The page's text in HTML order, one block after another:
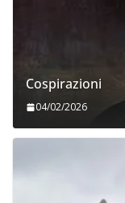
Cospirazioni
04/02/2026